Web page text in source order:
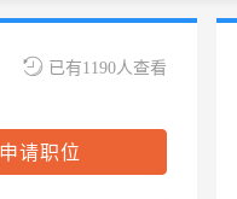
已有1190人查看
申请职位